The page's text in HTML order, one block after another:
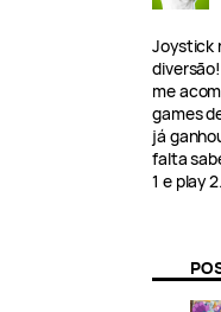
Joystick
me
games
já
falta
1 e play